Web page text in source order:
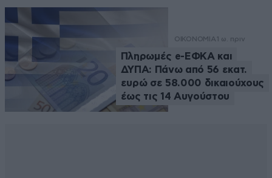
ΟΙΚΟΝΟΜΙΑ 1 ω. πριν
Πληρωμές e-ΕΦΚΑ και
ΔΥΠΑ: Πάνω από 56 εκατ.
ευρώ σε 58.000 δικαιούχους
έως τις 14 Αυγούστου